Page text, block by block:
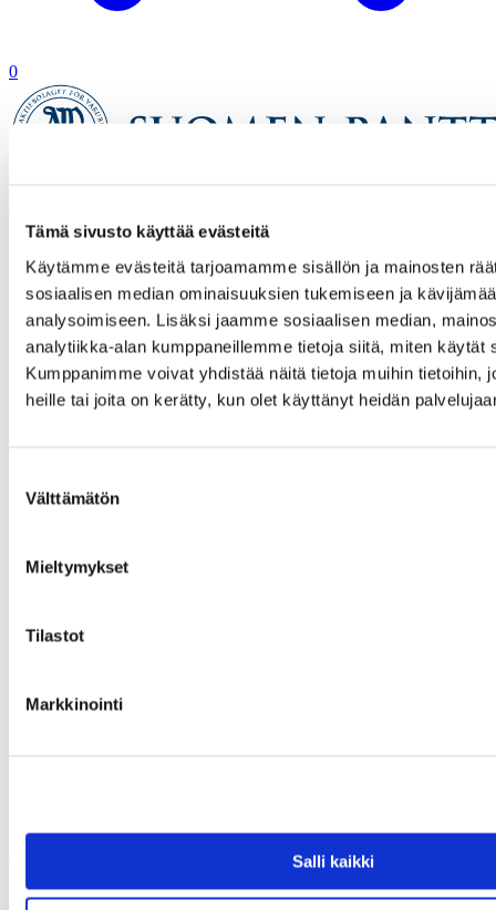
Tämä sivusto käyttää evästeitä
Käytämme evästeitä tarjoamamme sisällön ja mainosten
sosiaalisen median ominaisuuksien tukemiseen ja
analysoimiseen. Lisäksi jaamme sosiaalisen median,
analytiikka-alan kumppaneillemme tietoja siitä, miten käytät
Kumppanimme voivat yhdistää näitä tietoja muihin tietoihin,
heille tai joita on kerätty, kun olet käyttänyt heidän
valinta
Välttämätön
Mieltymykset
Tilastot
Markkinointi
Salli kaikki
0
Verkkokauppa
Olet antanut virheellisen osoitteen tai kyseinen esine on varattu tai